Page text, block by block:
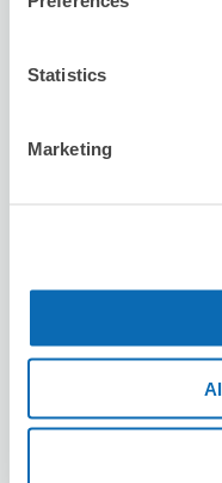
Statistics
Marketing
こ